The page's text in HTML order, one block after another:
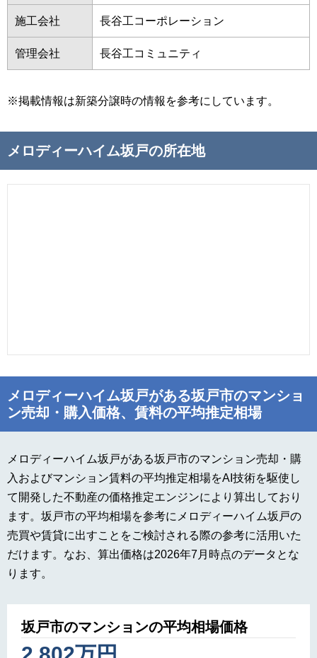
施工会社 長谷工コーポレーション
管理会社 長谷工コミュニティ
※掲載情報は新築分譲時の情報を参考にしています。
メロディーハイム坂戸の所在地
メロディーハイム坂戸がある坂戸市のマンショ
ン売却・購入価格、賃料の平均推定相場
メロディーハイム坂戸がある坂戸市のマンション売却・購
入およびマンション賃料の平均推定相場をAI技術を駆使し
て開発した不動産の価格推定エンジンにより算出しており
ます。坂戸市の平均相場を参考にメロディーハイム坂戸の
売買や賃貸に出すことをご検討される際の参考に活用いた
だけます。なお、算出価格は2026年7月時点のデータとな
ります。
坂戸市のマンションの平均相場価格